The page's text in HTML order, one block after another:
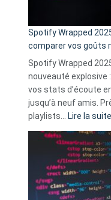
Spotify Wrapped
comparer vos goûts
Spotify Wrapped
nouveauté explosive
vos stats d’écoute
jusqu’à neuf amis.
playlists…
Lire la suite